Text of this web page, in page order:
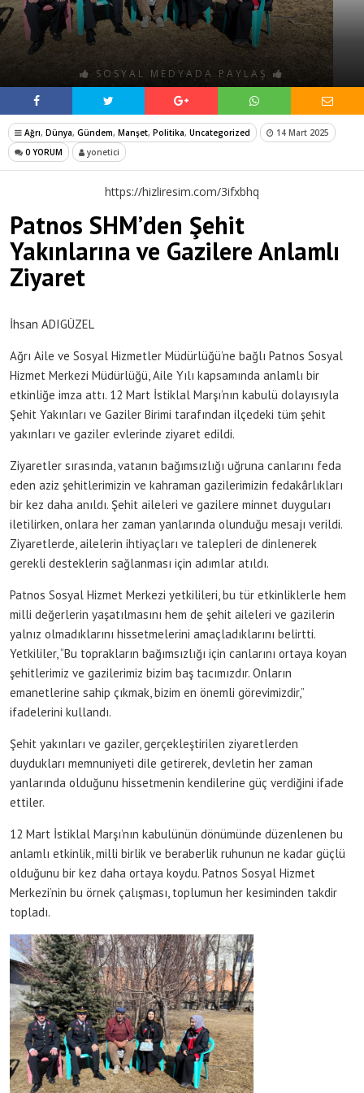
SOSYAL MEDYADA PAYLAŞ
Ağrı, Dünya, Gündem, Manşet, Politika, Uncategorized
14 Mart 2025
0 YORUM
yonetici
https://hizliresim.com/3ifxbhq
Patnos SHM’den Şehit
Yakınlarına ve Gazilere Anlamlı
Ziyaret
İhsan ADIGÜZEL
Ağrı Aile ve Sosyal Hizmetler Müdürlüğü’ne bağlı Patnos Sosyal
Hizmet Merkezi Müdürlüğü, Aile Yılı kapsamında anlamlı bir
etkinliğe imza attı. 12 Mart İstiklal Marşı’nın kabulü dolayısıyla
Şehit Yakınları ve Gaziler Birimi tarafından ilçedeki tüm şehit
yakınları ve gaziler evlerinde ziyaret edildi.
Ziyaretler sırasında, vatanın bağımsızlığı uğruna canlarını feda
eden aziz şehitlerimizin ve kahraman gazilerimizin fedakârlıkları
bir kez daha anıldı. Şehit aileleri ve gazilere minnet duyguları
iletilirken, onlara her zaman yanlarında olunduğu mesajı verildi.
Ziyaretlerde, ailelerin ihtiyaçları ve talepleri de dinlenerek
gerekli desteklerin sağlanması için adımlar atıldı.
Patnos Sosyal Hizmet Merkezi yetkilileri, bu tür etkinliklerle hem
milli değerlerin yaşatılmasını hem de şehit aileleri ve gazilerin
yalnız olmadıklarını hissetmelerini amaçladıklarını belirtti.
Yetkililer, “Bu toprakların bağımsızlığı için canlarını ortaya koyan
şehitlerimiz ve gazilerimiz bizim baş tacımızdır. Onların
emanetlerine sahip çıkmak, bizim en önemli görevimizdir,”
ifadelerini kullandı.
Şehit yakınları ve gaziler, gerçekleştirilen ziyaretlerden
duydukları memnuniyeti dile getirerek, devletin her zaman
yanlarında olduğunu hissetmenin kendilerine güç verdiğini ifade
ettiler.
12 Mart İstiklal Marşı’nın kabulünün dönümünde düzenlenen bu
anlamlı etkinlik, milli birlik ve beraberlik ruhunun ne kadar güçlü
olduğunu bir kez daha ortaya koydu. Patnos Sosyal Hizmet
Merkezi’nin bu örnek çalışması, toplumun her kesiminden takdir
topladı.